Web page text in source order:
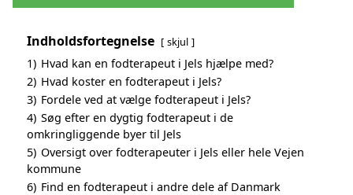
Indholdsfortegnelse skjul
1) Hvad kan en fodterapeut i Jels hjælpe med?
2) Hvad koster en fodterapeut i Jels?
3) Fordele ved at vælge fodterapeut i Jels?
4) Søg efter en dygtig fodterapeut i de
omkringliggende byer til Jels
5) Oversigt over fodterapeuter i Jels eller hele Vejen
kommune
6) Find en fodterapeut i andre dele af Danmark